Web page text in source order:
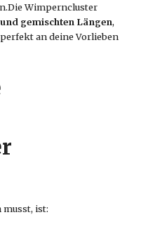
Wimperncluster
gemischten Längen,
an deine Vorlieben
musst, ist: